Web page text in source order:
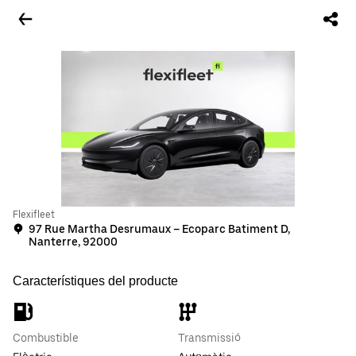
Flexifleet
97 Rue Martha Desrumaux – Ecoparc Batiment D,
Nanterre, 92000
Característiques del producte
Combustible
Transmissió